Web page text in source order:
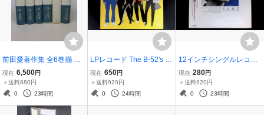
前田愛著作集 全6巻揃 月
報付き 筑摩書房 セット
棚は
現在 6,500円
＋送料880円
0
23時間
LPレコード The B-52's 警
告！The B-52's 来襲 ILS-8
1263 New Wave YL062
-030
現在 650円
＋送料920円
0
24時間
12インチシングルレコー
ド ソフィー セイム SOPH
IE SAME (Extended Versi
on) VIL-1026 イタロディ
現在 280円
＋送料920円
0
23時間